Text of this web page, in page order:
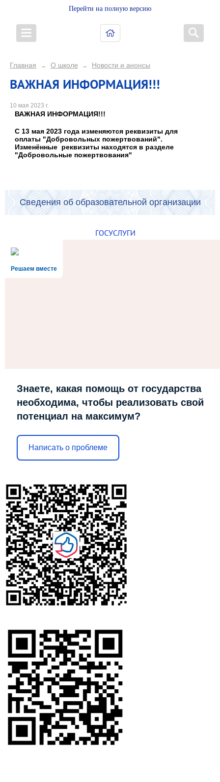
Перейти на полную версию
Главная → О школе → Новости и анонсы
ВАЖНАЯ ИНФОРМАЦИЯ!!!
10 мая 2023 г.
ВАЖНАЯ ИНФОРМАЦИЯ!!!
С 13 мая 2023 года изменяются реквизиты для
оплаты "Добровольных пожертвований".
Изменённые реквизиты находятся в разделе
"Добровольные пожертвования"
Сведения об образовательной организации
ГОСУСЛУГИ
Решаем вместе
Знаете, какая помощь от государства
необходима, чтобы реализовать свой
потенциал на максимум?
Написать о проблеме